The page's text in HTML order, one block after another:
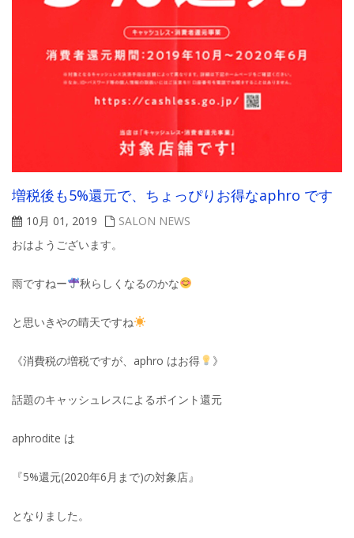
増税後も5%還元で、ちょっぴりお得なaphro です
10月 01, 2019
SALON NEWS
おはようございます。
雨ですねー 秋らしくなるのかな
と思いきやの晴天ですね
《消費税の増税ですが、aphro はお得 》
話題のキャッシュレスによるポイント還元
aphrodite は
『5%還元(2020年6月まで)の対象店』
となりました。